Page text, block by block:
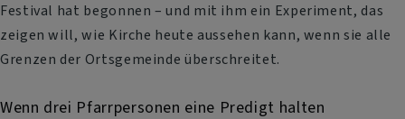
Festival hat begonnen – und mit ihm ein Experiment, das
zeigen will, wie Kirche heute aussehen kann, wenn sie alle
Grenzen der Ortsgemeinde überschreitet.
Wenn drei Pfarrpersonen eine Predigt halten